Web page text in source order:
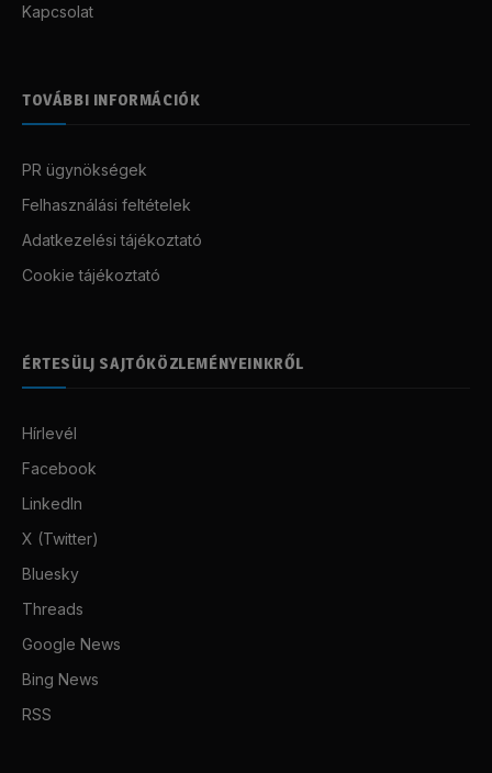
Kapcsolat
TOVÁBBI INFORMÁCIÓK
PR ügynökségek
Felhasználási feltételek
Adatkezelési tájékoztató
Cookie tájékoztató
ÉRTESÜLJ SAJTÓKÖZLEMÉNYEINKRŐL
Hírlevél
Facebook
LinkedIn
X (Twitter)
Bluesky
Threads
Google News
Bing News
RSS